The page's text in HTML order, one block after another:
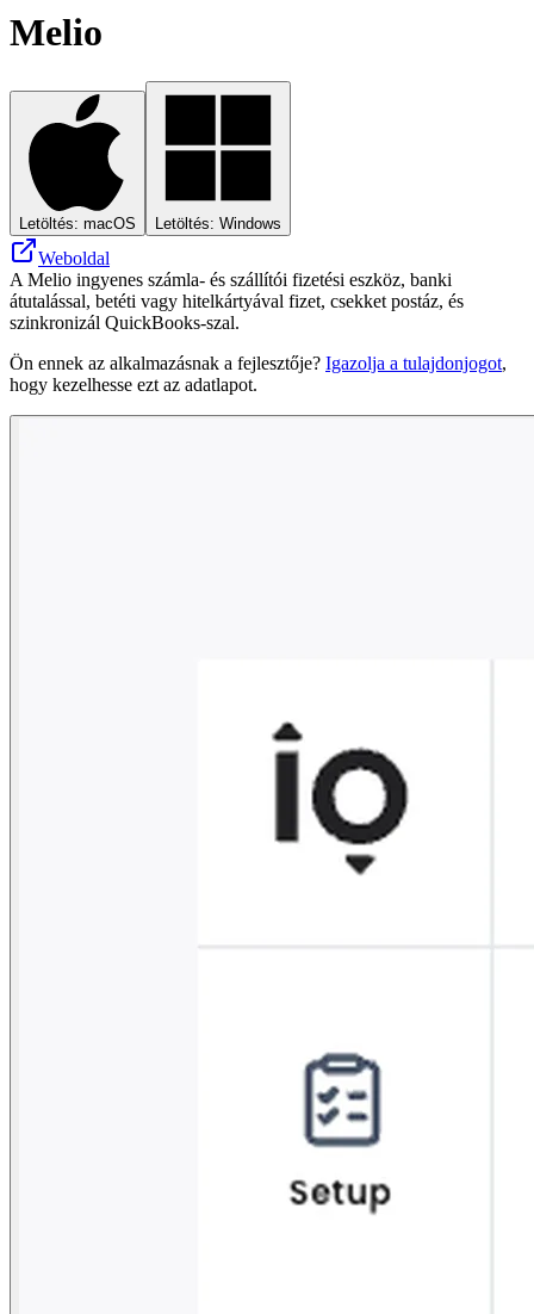
Melio
Letöltés: macOS Letöltés: Windows
Weboldal
A Melio ingyenes számla- és szállítói fizetési eszköz, banki
átutalással, betéti vagy hitelkártyával fizet, csekket postáz, és
szinkronizál QuickBooks-szal.
Ön ennek az alkalmazásnak a fejlesztője? Igazolja a tulajdonjogot,
hogy kezelhesse ezt az adatlapot.